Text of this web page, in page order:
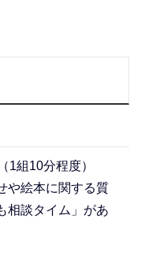
組10分程度）
や絵本に関する質
相談タイム」があ